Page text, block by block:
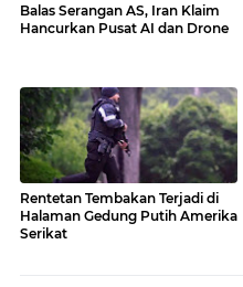
Balas Serangan AS, Iran Klaim
Hancurkan Pusat AI dan Drone
Rentetan Tembakan Terjadi di
Halaman Gedung Putih Amerika
Serikat